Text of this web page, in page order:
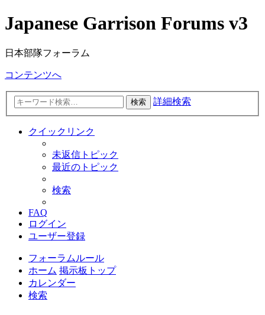
Japanese Garrison Forums v3
日本部隊フォーラム
コンテンツへ
検索 詳細検索
クイックリンク
未返信トピック
最近のトピック
検索
FAQ
ログイン
ユーザー登録
フォーラムルール
ホーム 掲示板トップ
カレンダー
検索